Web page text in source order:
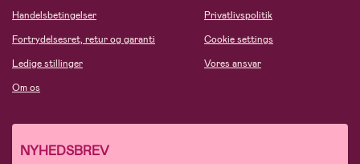
Handelsbetingelser
Fortrydelsesret, retur og garanti
Ledige stillinger
Om os
Privatlivspolitik
Cookie settings
Vores ansvar
NYHEDSBREV